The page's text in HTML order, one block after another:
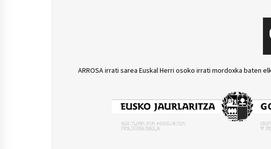
ARROSA irrati sarea Euskal Herri osoko irrati mordoxka baten